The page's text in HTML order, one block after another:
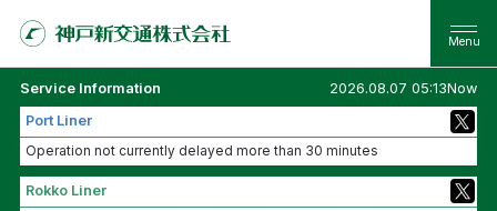
Service Information
2026.08.07 05:13Now
Port Liner
Operation not currently delayed more than 30 minutes
Rokko Liner